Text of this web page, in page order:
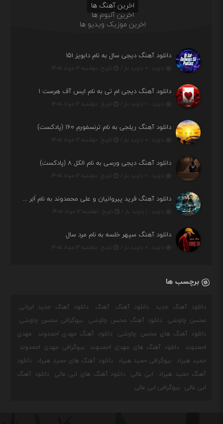
اخرین آهنگ ها
اخرین آلبوم ها
اخرین موزیک ویدیو ها
دانلود آهنگ دیجی سال به نام دابویز ۱۵۱
بازدید : ۰ بازدید بار / تاریخ : دوشنبه ۱۲ مرداد ۱۴۰۵
دانلود آهنگ دیجی ام تی به نام ایس آف هرست ۱
بازدید : ۰ بازدید بار / تاریخ : دوشنبه ۱۲ مرداد ۱۴۰۵
دانلود آهنگ ریلجی به نام ترنسفورم ۱۶۰ (پادکست)
بازدید : ۰ بازدید بار / تاریخ : دوشنبه ۱۲ مرداد ۱۴۰۵
دانلود آهنگ دیجی ورسی به نام الکل ۸ (پادکست)
بازدید : ۰ بازدید بار / تاریخ : دوشنبه ۱۲ مرداد ۱۴۰۵
دانلود آهنگ فرید پیروانیان و علی محمدوند به نام اَبَر قدرت
بازدید : ۱ بازدید بار / تاریخ : دوشنبه ۱۲ مرداد ۱۴۰۵
دانلود آهنگ سپهر خلسه به نام مرد سال
بازدید : ۰ بازدید بار / تاریخ : دوشنبه ۱۲ مرداد ۱۴۰۵
برچسب ها
دانلود آهنگ جدید دانلود آهنگ آهنگ
دانلود آهنگ جدید ایرانی
محسن چاوشی
دانلود آهنگ محسن چاوشی
بیوگرافی محسن چاوشی
دانلود آهنگ های محسن چاوشی
دانلود آهنگ مهدی احمدوند
مهدی
احمدوند
دانلود آهنگ های مهدی احمدوند
بیوگرافی مهدی احمدوند
حمید هیراد
بیوگرافی حمید هیراد دانلود آهنگ های حمید هیراد
دانلود
آهنگ حمید هیراد
ابی عالی دانلود آهنگ های ابی عالی
دانلود آهنگ
ابی عالی
بیوگرافی ابی عالی